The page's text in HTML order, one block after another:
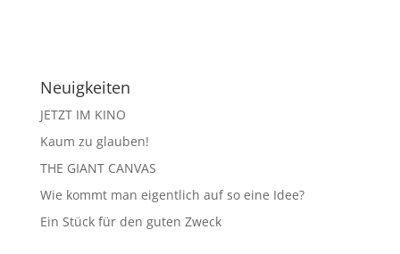
Neuigkeiten
JETZT IM KINO
Kaum zu glauben!
THE GIANT CANVAS
Wie kommt man eigentlich auf so eine Idee?
Ein Stück für den guten Zweck